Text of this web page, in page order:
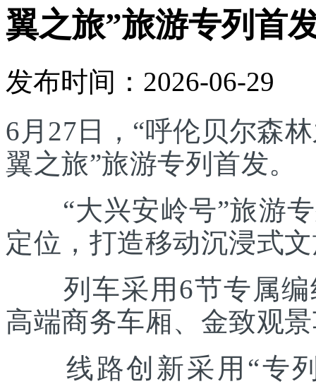
翼之旅”旅游专列首
发布时间：2026-06-29
6月27日，“呼伦贝尔森
翼之旅”旅游专列首发。
“大兴安岭号”旅游专
定位，打造移动沉浸式
列车采用6节专属编
高端商务车厢、金致观
线路创新采用“专列